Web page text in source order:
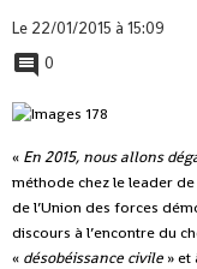
Le 22/01/2015 à 15:09
0
« En 2015, nous allons
méthode chez le leader
de l’Union des forces
discours à l’encontre du
« désobéissance civile »